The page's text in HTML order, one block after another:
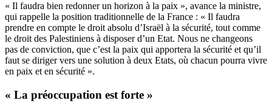
« Il faudra bien redonner un horizon à la paix », avance la ministre,
qui rappelle la position traditionnelle de la France : « Il faudra
prendre en compte le droit absolu d’Israël à la sécurité, tout comme
le droit des Palestiniens à disposer d’un Etat. Nous ne changeons
pas de conviction, que c’est la paix qui apportera la sécurité et qu’il
faut se diriger vers une solution à deux Etats, où chacun pourra vivre
en paix et en sécurité ».
« La préoccupation est forte »